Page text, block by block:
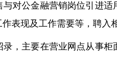
与对公金融营销岗位引进
表现及工作需要等，聘入
录，主要在营业网点从事